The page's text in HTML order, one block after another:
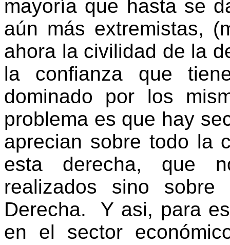
mayoría que hasta se
aún más extremistas,
ahora la civilidad de la
la confianza que
dominado por los
problema es que hay
aprecian sobre todo la
esta derecha, que
realizados sino
Derecha.
Y asi, para
en el sector